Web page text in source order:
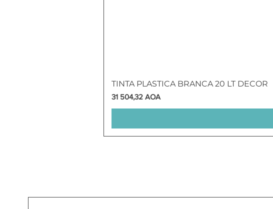
TINTA PLASTICA BRANCA 20 LT DECOR
Preço
31 504,32 AOA